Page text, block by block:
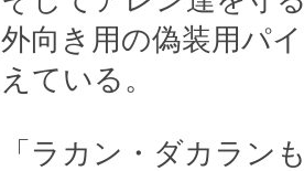
外向き用の偽装用パ
えている。
「ラカン・ダカラ